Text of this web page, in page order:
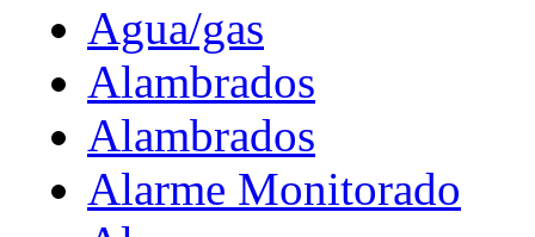
Agua/gas
Alambrados
Alambrados
Alarme Monitorado